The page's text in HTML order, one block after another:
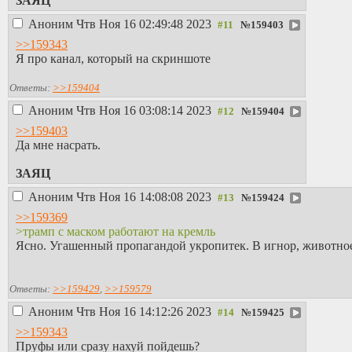
Аноним Чтв Ноя 16 02:49:48 2023 №159403
>>159343
Я про канал, который на скриншоте
Ответы: >>159404
Аноним Чтв Ноя 16 03:08:14 2023 №159404
>>159403
Да мне насрать.
ЗАЯЦ
Аноним Чтв Ноя 16 14:08:08 2023 №159424
>>159369
>трамп с маском работают на кремль
Ясно. Угашенный пропагандой укропитек. В игнор,
Ответы: >>159429, >>159579
Аноним Чтв Ноя 16 14:12:26 2023 №159425
>>159343
Пруфы или сразу нахуй пойдешь?